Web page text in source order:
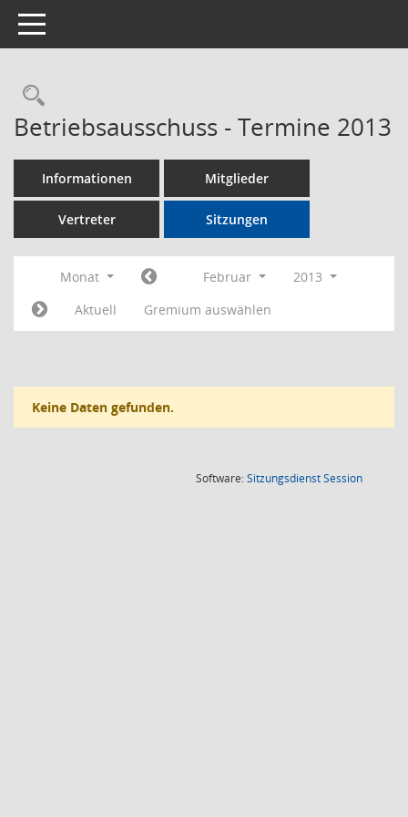
Toggle navigation
Rechercheauswahl
Betriebsausschuss - Termine 2013
Informationen Mitglieder
Vertreter Sitzungen
Monat Februar
2013
Aktuell
Gremium auswählen
Keine Daten gefunden.
Software:SitzungsdienstSession(Wird in